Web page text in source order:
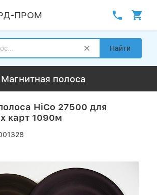
ПРОМ
Найти
Магнитная полоса
HiCo 27500 для
карт 1090м